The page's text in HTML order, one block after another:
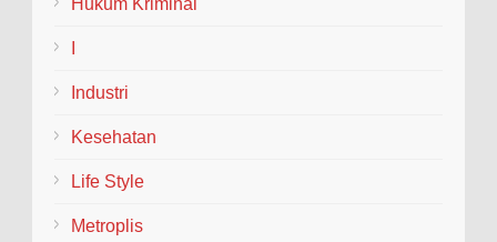
Hukum Kriminal
Industri
Kesehatan
Life Style
Metroplis